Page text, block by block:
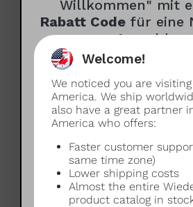
Welcome!
We noticed you are
America. We ship
also have a great partner
America who offers:
Faster customer
same time zone)
Lower shipping costs
Almost the entire
product catalog in
Willkommen" mit
Rabatt Code für eine
Wie dürfen wir dich
(optional)
Deutsch oder
Du hast die